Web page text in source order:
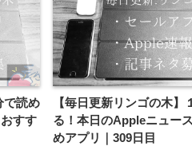
で読め
すす
【毎日更新リンゴの木】
る！本日のAppleニュー
めアプリ｜309日目